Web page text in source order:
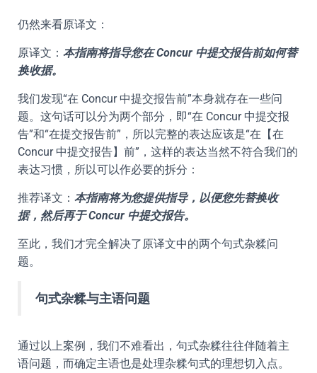
仍然来看原译文：
原译文： 本指南将指导您在 Concur 中提交报告前如何替
换收据。
我们发现“在 Concur 中提交报告前”本身就存在一些问
题。这句话可以分为两个部分，即“在 Concur 中提交报
告”和“在提交报告前”，所以完整的表达应该是“在【在
Concur 中提交报告】前”，这样的表达当然不符合我们的
表达习惯，所以可以作必要的拆分：
推荐译文： 本指南将为您提供指导，以便您先替换收
据，然后再于 Concur 中提交报告。
至此，我们才完全解决了原译文中的两个句式杂糅问
题。
句式杂糅与主语问题
通过以上案例，我们不难看出，句式杂糅往往伴随着主
语问题，而确定主语也是处理杂糅句式的理想切入点。